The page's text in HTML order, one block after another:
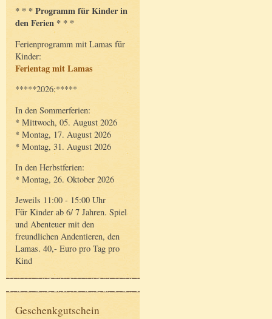
* * * Programm für Kinder in
den Ferien * * *
Ferienprogramm mit Lamas für
Kinder:
Ferientag mit Lamas
*****2026:*****
In den Sommerferien:
* Mittwoch, 05. August 2026
* Montag, 17. August 2026
* Montag, 31. August 2026
In den Herbstferien:
* Montag, 26. Oktober 2026
Jeweils 11:00 - 15:00 Uhr
Für Kinder ab 6/ 7 Jahren. Spiel
und Abenteuer mit den
freundlichen Andentieren, den
Lamas. 40,- Euro pro Tag pro
Kind
Geschenkgutschein